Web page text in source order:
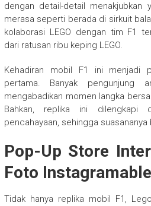
dengan detail-detail menakjubkan
merasa seperti berada di sirkuit
kolaborasi LEGO dengan tim F1
dari ratusan ribu keping LEGO.
Kehadiran mobil F1 ini menjadi
pertama. Banyak pengunjung
mengabadikan momen langka
Bahkan, replika ini dilengkapi
pencahayaan, sehingga
Pop-Up Store
Foto Instagramable
Tidak hanya replika mobil F1,